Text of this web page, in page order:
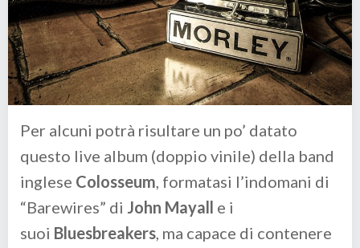
Per alcuni potrà risultare un po’ datato
questo live album (doppio vinile) della band
inglese Colosseum, formatasi l’indomani di
“Barewires” di John Mayall e i
suoi Bluesbreakers, ma capace di contenere